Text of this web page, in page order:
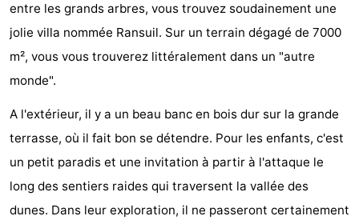
Oudeschild
De
-
beaux
Passer
entre les grands arbres, vous trouvez soudainement une
jolie villa nommée Ransuil. Sur un terrain dégagé de 7000
m², vous vous trouverez littéralement dans un "autre
monde".
A l'extérieur, il y a un beau banc en bois dur sur la grande
terrasse, où il fait bon se détendre. Pour les enfants, c'est
un petit paradis et une invitation à partir à l'attaque le
long des sentiers raides qui traversent la vallée des
dunes. Dans leur exploration, il ne passeront certainement